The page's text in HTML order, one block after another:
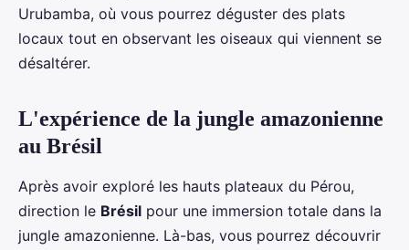
Urubamba, où vous pourrez déguster des plats
locaux tout en observant les oiseaux qui viennent se
désaltérer.
L'expérience de la jungle amazonienne
au Brésil
Après avoir exploré les hauts plateaux du Pérou,
direction le Brésil pour une immersion totale dans la
jungle amazonienne. Là-bas, vous pourrez découvrir